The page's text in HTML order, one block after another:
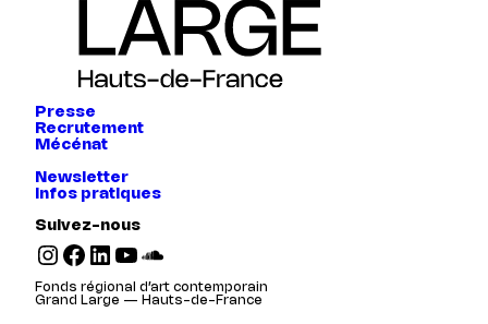
Presse
Recrutement
Mécénat
Newsletter
Infos pratiques
Suivez-nous
Instagram Facebook LinkedIn YouTube SoundCloud
Fonds régional d’art contemporain
Grand Large — Hauts-de-France